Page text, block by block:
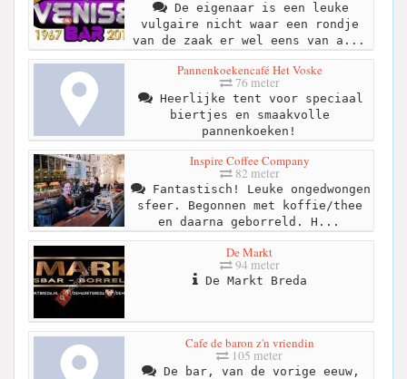
De eigenaar is een leuke
vulgaire nicht waar een rondje
van de zaak er wel eens van a...
Pannenkoekencafé Het Voske
76 meter
Heerlijke tent voor speciaal
biertjes en smaakvolle
pannenkoeken!
Inspire Coffee Company
82 meter
Fantastisch! Leuke ongedwongen
sfeer. Begonnen met koffie/thee
en daarna geborreld. H...
De Markt
94 meter
De Markt Breda
Cafe de baron z'n vriendin
105 meter
De bar, van de vorige eeuw,